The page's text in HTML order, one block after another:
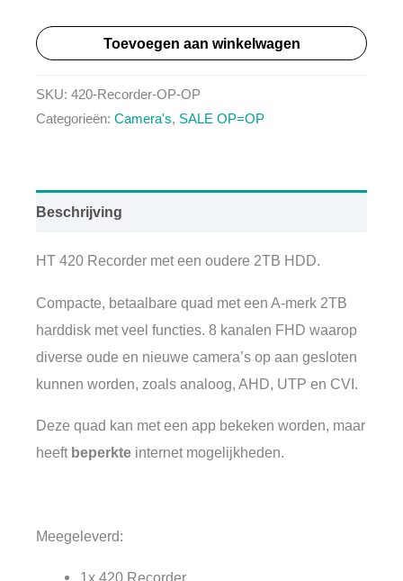
€ 472,00.€ 249,00.
HT420
Recorder
Netto
aantal
Toevoegen aan winkelwagen
SKU: 420-Recorder-OP-OP
Categorieën: Camera's, SALE OP=OP
Beschrijving
HT 420 Recorder met een oudere 2TB HDD.
Compacte, betaalbare quad met een A-merk 2TB
harddisk met veel functies. 8 kanalen FHD waarop
diverse oude en nieuwe camera’s op aan gesloten
kunnen worden, zoals analoog, AHD, UTP en CVI.
Deze quad kan met een app bekeken worden, maar
heeft beperkte internet mogelijkheden.
Meegeleverd:
1x 420 Recorder